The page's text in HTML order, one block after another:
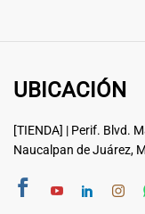
UBICACIÓN
[TIENDA] | Perif. Blvd.
Naucalpan de Juárez,